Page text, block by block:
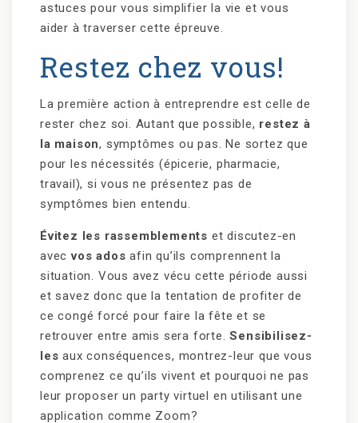
astuces pour vous simplifier la vie et vous
aider à traverser cette épreuve.
Restez chez vous!
La première action à entreprendre est celle de
rester chez soi. Autant que possible, restez à
la maison, symptômes ou pas. Ne sortez que
pour les nécessités (épicerie, pharmacie,
travail), si vous ne présentez pas de
symptômes bien entendu.
Évitez les rassemblements et discutez-en
avecvos ados afin qu’ils comprennent la
situation. Vous avez vécu cette période aussi
et savez donc que la tentation de profiter de
ce congé forcé pour faire la fête et se
retrouver entre amis sera forte.Sensibilisez-
les aux conséquences, montrez-leur que vous
comprenez ce qu’ils vivent et pourquoi ne pas
leur proposer un party virtuel en utilisant une
application comme Zoom?